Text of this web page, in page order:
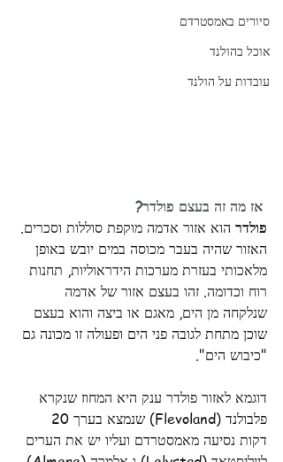
סיורים באמסטרדם
אוכל בהולנד
עובדות על הולנד
אז מה זה בעצם פולדר?
פולדר הוא אזור אדמה מוקפת סוללות וסכרים.
האזור שהיה בעבר מכוסה במים יובש באופן
מלאכותי בעזרת מערכות הידראוליות, תחנות
רוח וכדומה. זהו בעצם אזור של אדמה
שנלקחה מן הים, מאגם או ביצה והוא בעצם
שוכן מתחת לגובה פני הים ופעולה זו מכונה גם
"כיבוש הים".
דוגמא לאזור פולדר ענק היא המחוז שנקרא
דקות נסיעה מאמסטרדם ועליו יש את הערים